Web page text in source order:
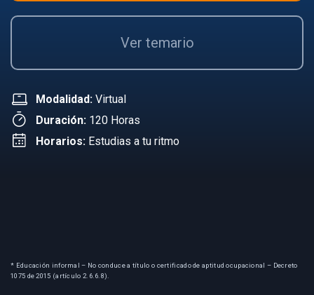
Ver temario
Modalidad: Virtual
Duración: 120 Horas
Horarios: Estudias a tu ritmo
* Educación informal – No conduce a título o certificado de aptitud ocupacional – Decreto
1075 de 2015 (artículo 2.6.6.8).